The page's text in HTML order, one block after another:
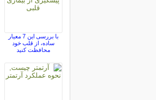
با بررسی این 7 معیار
ساده، از قلب خود
محافظت کنید